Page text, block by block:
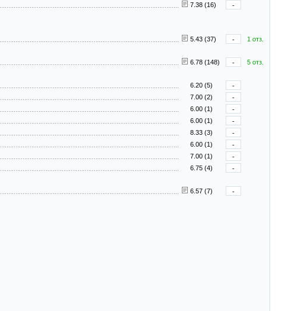
7.38 (16)
-
5.43 (37) -
1 отз.
6.78 (148) -
5 отз.
6.20 (5)
-
7.00 (2)
-
6.00 (1)
-
6.00 (1)
-
8.33 (3)
-
6.00 (1)
-
7.00 (1)
-
6.75 (4)
-
6.57 (7)
-